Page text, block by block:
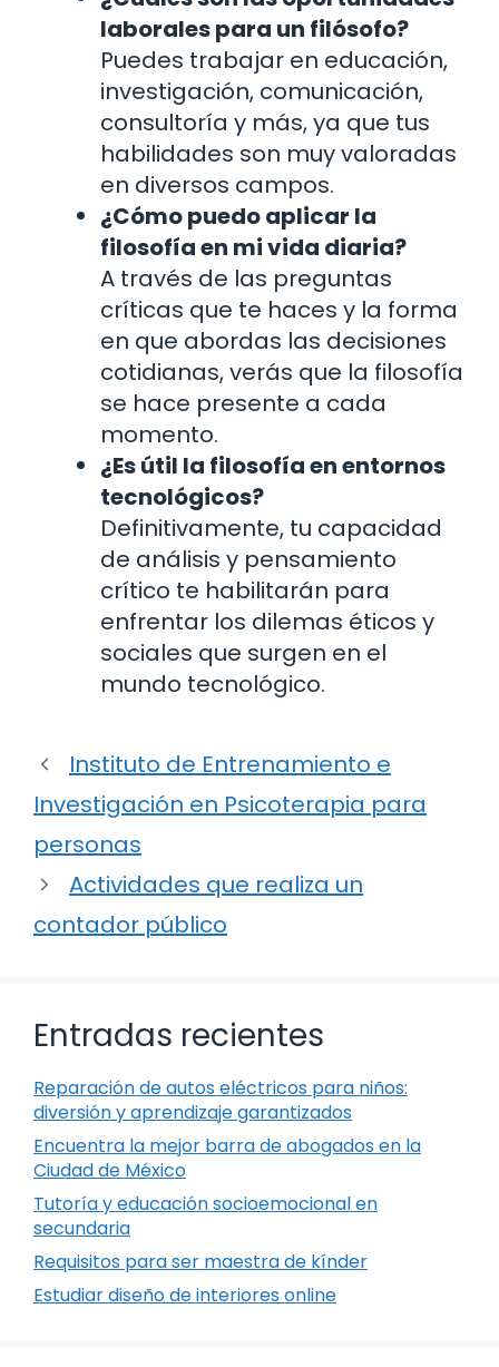
laborales para un filósofo?
Puedes trabajar en educación,
investigación, comunicación,
consultoría y más, ya que tus
habilidades son muy valoradas
en diversos campos.
¿Cómo puedo aplicar la
filosofía en mi vida diaria?
A través de las preguntas
críticas que te haces y la forma
en que abordas las decisiones
cotidianas, verás que la filosofía
se hace presente a cada
momento.
¿Es útil la filosofía en entornos
tecnológicos?
Definitivamente, tu capacidad
de análisis y pensamiento
crítico te habilitarán para
enfrentar los dilemas éticos y
sociales que surgen en el
mundo tecnológico.
Instituto de Entrenamiento e
Investigación en Psicoterapia para
personas
Actividades que realiza un
contador público
Entradas recientes
Reparación de autos eléctricos para niños:
diversión y aprendizaje garantizados
Encuentra la mejor barra de abogados en la
Ciudad de México
Tutoría y educación socioemocional en
secundaria
Requisitos para ser maestra de kínder
Estudiar diseño de interiores online